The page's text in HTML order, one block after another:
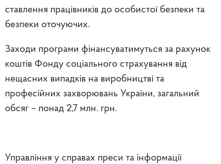
ставлення працівників до особистої безпеки та
безпеки оточуючих.
Заходи програми фінансуватимуться за рахунок
коштів Фонду соціального страхування від
нещасних випадків на виробництві та
професійних захворювань України, загальний
обсяг – понад 2,7 млн. грн.
Управління у справах преси та інформації